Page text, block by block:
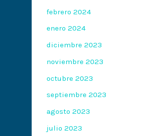
febrero 2024
enero 2024
diciembre 2023
noviembre 2023
octubre 2023
septiembre 2023
agosto 2023
julio 2023